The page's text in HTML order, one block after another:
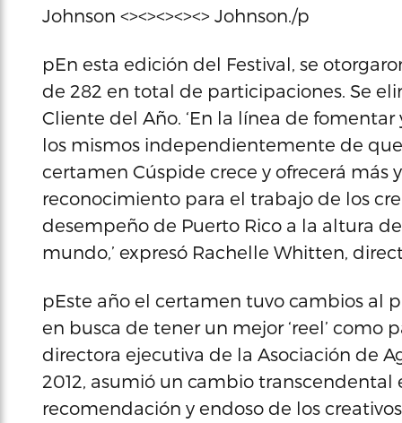
Johnson <><><><><> Johnson./p
pEn esta edición del Festival, se
de 282 en total de participaciones. Se
Cliente del Año. ‘En la línea de
los mismos independientemente de
certamen Cúspide crece y ofrecerá más
reconocimiento para el trabajo de los
desempeño de Puerto Rico a la altura
mundo,’ expresó Rachelle Whitten,
pEste año el certamen tuvo cambios al
en busca de tener un mejor ‘reel’ como
directora ejecutiva de la Asociación de
2012, asumió un cambio
recomendación y endoso de los